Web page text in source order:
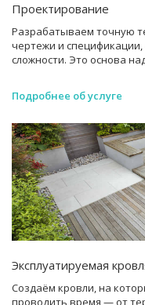
Проектирование
Разрабатываем точную
чертежи и
сложности. Это основа
Подробнее об услуге
Эксплуатируемая
Создаём кровли, на